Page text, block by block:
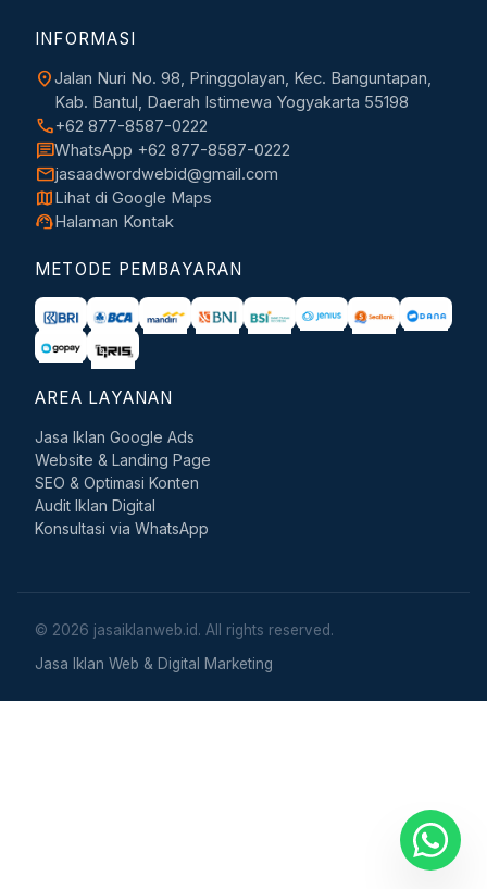
INFORMASI
location_onJalan Nuri No. 98, Pringgolayan, Kec. Banguntapan,
Kab. Bantul, Daerah Istimewa Yogyakarta 55198
call+62 877-8587-0222
chatWhatsApp +62 877-8587-0222
mailjasaadwordwebid@gmail.com
mapLihat di Google Maps
support_agentHalaman Kontak
METODE PEMBAYARAN
AREA LAYANAN
Jasa Iklan Google Ads
Website & Landing Page
SEO & Optimasi Konten
Audit Iklan Digital
Konsultasi via WhatsApp
© 2026 jasaiklanweb.id. All rights reserved.
Jasa Iklan Web & Digital Marketing